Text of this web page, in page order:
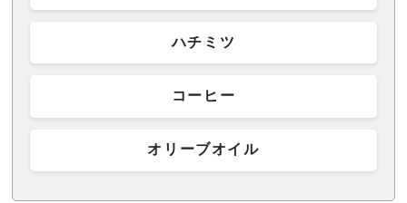
ハチミツ
コーヒー
オリーブオイル